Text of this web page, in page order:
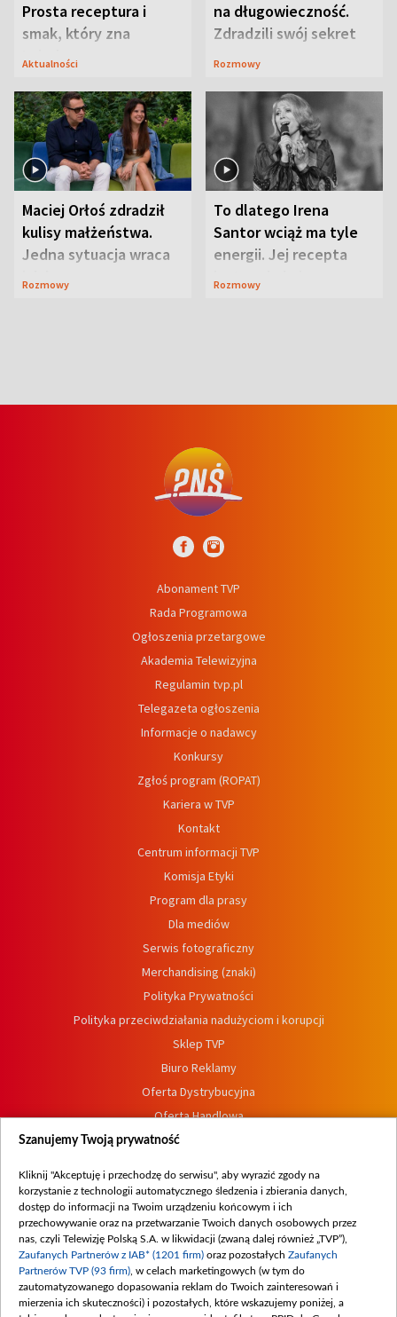
Prosta receptura i
smak, który zna
Lubelszczyzna
Aktualności
na długowieczność.
Zdradzili swój sekret
Rozmowy
Maciej Orłoś zdradził
kulisy małżeństwa.
Jedna sytuacja wraca
jak bumerang
Rozmowy
To dlatego Irena
Santor wciąż ma tyle
energii. Jej recepta
jest zaskakująco
Rozmowy
Abonament TVP
Rada Programowa
Ogłoszenia przetargowe
Akademia Telewizyjna
Regulamin tvp.pl
Telegazeta ogłoszenia
Informacje o nadawcy
Konkursy
Zgłoś program (ROPAT)
Kariera w TVP
Kontakt
Centrum informacji TVP
Komisja Etyki
Program dla prasy
Dla mediów
Serwis fotograficzny
Merchandising (znaki)
Polityka Prywatności
Polityka przeciwdziałania nadużyciom i korupcji
Sklep TVP
Biuro Reklamy
Oferta Dystrybucyjna
Oferta Handlowa
Dostępność
Procedura zgłoszeń wewnętrznych
Szanujemy Twoją prywatność
Kliknij "Akceptuję i przechodzę do serwisu", aby wyrazić zgody na
korzystanie z technologii automatycznego śledzenia i zbierania danych,
dostęp do informacji na Twoim urządzeniu końcowym i ich
przechowywanie oraz na przetwarzanie Twoich danych osobowych przez
nas, czyli Telewizję Polską S.A. w likwidacji (zwaną dalej również „TVP”),
Zaufanych Partnerów z IAB* (1201 firm) oraz pozostałych Zaufanych
Partnerów TVP (93 firm) , w celach marketingowych (w tym do
zautomatyzowanego dopasowania reklam do Twoich zainteresowań i
mierzenia ich skuteczności) i pozostałych, które wskazujemy poniżej, a